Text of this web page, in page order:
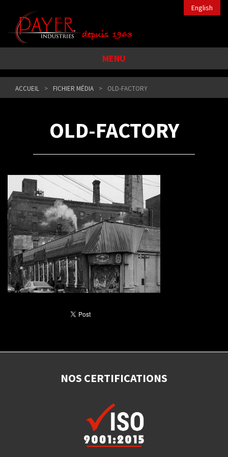
English
MENU
ACCUEIL FICHIER MÉDIA OLD-FACTORY
OLD-FACTORY
NOS CERTIFICATIONS